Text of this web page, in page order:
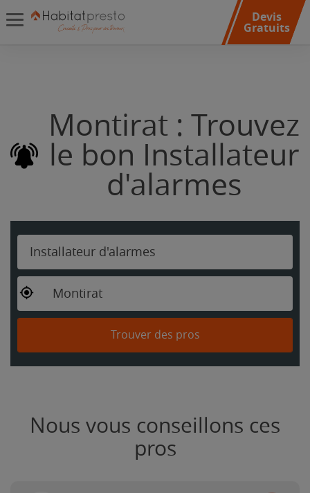
Devis
Gratuits
Montirat : Trouvez
le bon Installateur
d'alarmes
Installateur d'alarmes
Montirat
Trouver des pros
Nous vous conseillons ces
pros